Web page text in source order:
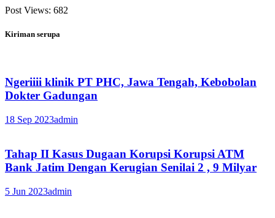
Post Views: 682
Kiriman serupa
Ngeriiii klinik PT PHC, Jawa Tengah, Kebobolan
Dokter Gadungan
18 Sep 2023admin
Tahap II Kasus Dugaan Korupsi Korupsi ATM
Bank Jatim Dengan Kerugian Senilai 2 , 9 Milyar
5 Jun 2023admin